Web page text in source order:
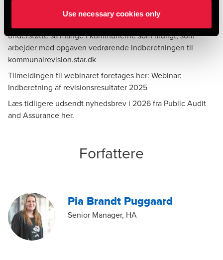
Use necessary cookies only
understøtte så mange i kommunerne som muligt, som
arbejder med opgaven vedrørende indberetningen til
kommunalrevision.star.dk
Tilmeldingen til webinaret foretages her: Webinar:
Indberetning af revisionsresultater 2025
Læs tidligere udsendt nyhedsbrev i 2026 fra Public Audit
and Assurance her.
Forfattere
Pia Brandt Puggaard
Senior Manager, HA